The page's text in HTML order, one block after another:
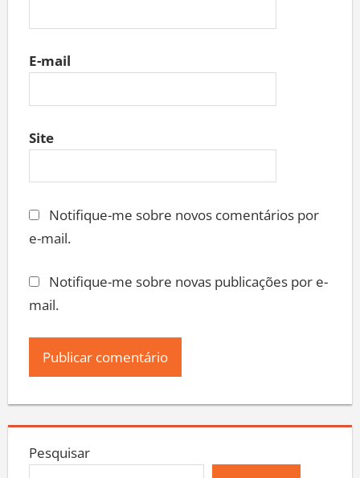
E-mail
Site
Notifique-me sobre novos comentários por
e-mail.
Notifique-me sobre novas publicações por e-
mail.
Pesquisar